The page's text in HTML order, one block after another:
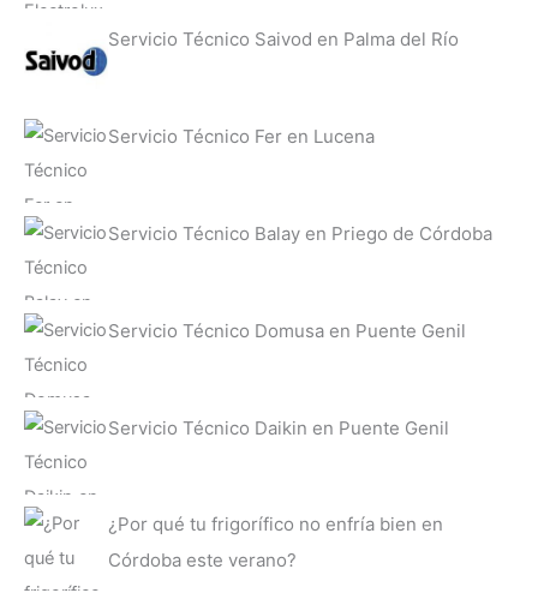
Servicio Técnico Saivod en Palma del Río
Servicio Técnico Fer en Lucena
Servicio Técnico Balay en Priego de Córdoba
Servicio Técnico Domusa en Puente Genil
Servicio Técnico Daikin en Puente Genil
¿Por qué tu frigorífico no enfría bien en
Córdoba este verano?